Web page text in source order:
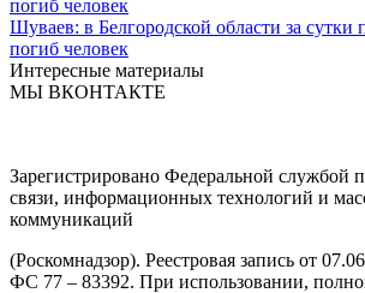
Шуваев: в Белгородской области за
погиб человек
Интересные материалы
МЫ ВКОНТАКТЕ
Зарегистрировано Федеральной службой
связи, информационных технологий и
коммуникаций
(Роскомнадзор). Реестровая запись от
ФС 77 – 83392. При использовании,